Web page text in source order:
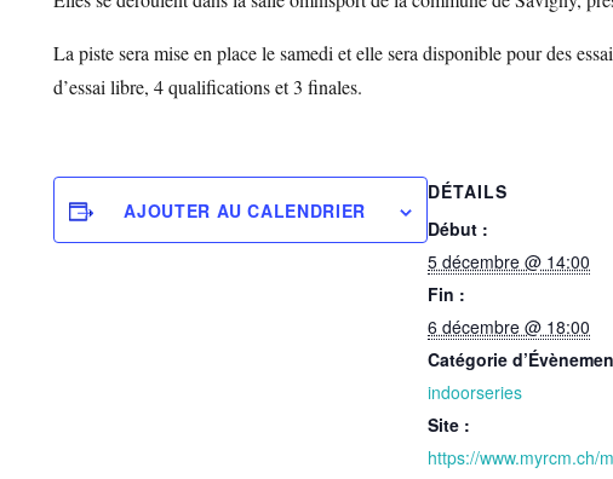
La piste sera mise en place le samedi et elle sera disponible pour des
d’essai libre, 4 qualifications et 3 finales.
AJOUTER AU CALENDRIER
DÉTAILS
Début :
5 décembre @ 14:00
Fin :
6 décembre @ 18:00
Catégorie
indoorseries
Site :
https://www.myrcm.ch/